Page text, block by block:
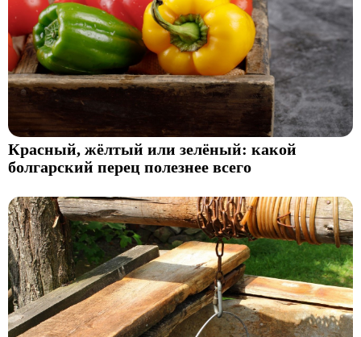
Красный, жёлтый или зелёный: какой
болгарский перец полезнее всего